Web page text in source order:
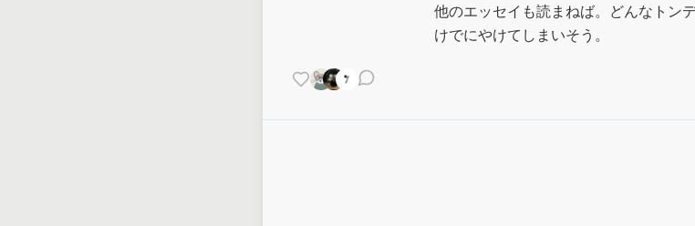
他のエッセイも読まねば。どんなトン
けでにやけてしまいそう。